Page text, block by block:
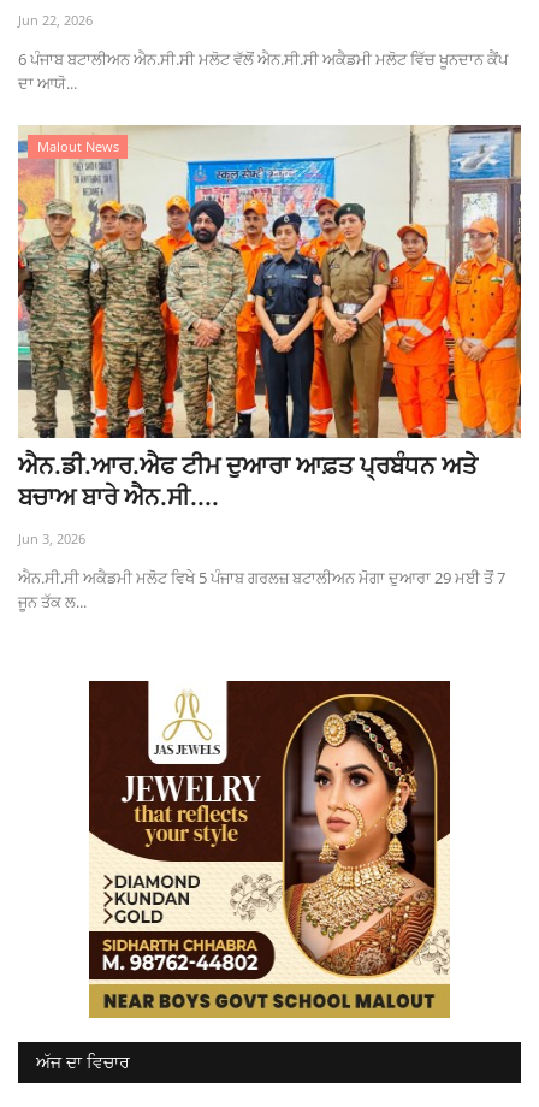
Jun 22, 2026
6 ਪੰਜਾਬ ਬਟਾਲੀਅਨ ਐਨ.ਸੀ.ਸੀ ਮਲੋਟ ਵੱਲੋਂ ਐਨ.ਸੀ.ਸੀ ਅਕੈਡਮੀ ਮਲੋਟ ਵਿੱਚ ਖੂਨਦਾਨ ਕੈਂਪ
ਦਾ ਆਯੋ...
Malout News
ਐਨ.ਡੀ.ਆਰ.ਐਫ ਟੀਮ ਦੁਆਰਾ ਆਫ਼ਤ ਪ੍ਰਬੰਧਨ ਅਤੇ
ਬਚਾਅ ਬਾਰੇ ਐਨ.ਸੀ....
Jun 3, 2026
ਐਨ.ਸੀ.ਸੀ ਅਕੈਡਮੀ ਮਲੋਟ ਵਿਖੇ 5 ਪੰਜਾਬ ਗਰਲਜ਼ ਬਟਾਲੀਅਨ ਮੋਗਾ ਦੁਆਰਾ 29 ਮਈ ਤੋਂ 7
ਜੂਨ ਤੱਕ ਲ...
ਅੱਜ ਦਾ ਵਿਚਾਰ